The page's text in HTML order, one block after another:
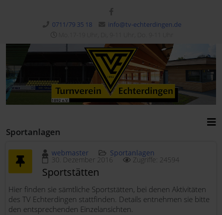
0711/79 35 18
info@tv-echterdingen.de
Sportanlagen
webmaster Sportanlagen
30. Dezember 2016 Zugriffe: 24594
Sportstätten
Hier finden sie sämtliche Sportstätten, bei denen Aktivitäten
des TV Echterdingen stattfinden. Details entnehmen sie bitte
den entsprechenden Einzelansichten.